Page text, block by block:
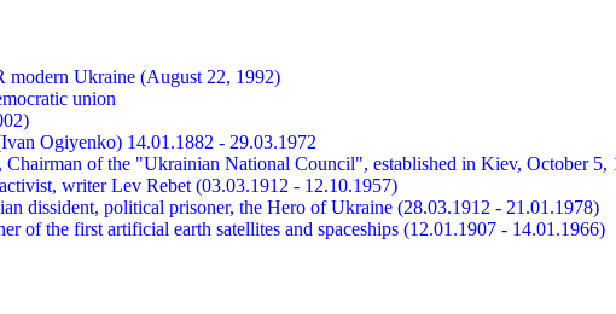
modern Ukraine (August 22, 1992)
union
Ogiyenko) 14.01.1882 - 29.03.1972
of the "Ukrainian National Council", established in Kiev, October 5,
writer Lev Rebet (03.03.1912 - 12.10.1957)
dissident, political prisoner, the Hero of Ukraine (28.03.1912 - 21.01.1978)
of the first artificial earth satellites and spaceships (12.01.1907 - 14.01.1966)